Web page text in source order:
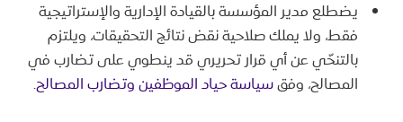
يضطلع مدير المؤسسة بالقيادة الإدارية والإستراتيجية
فقط، ولا يملك صلاحية نقض نتائج التحقيقات، ويلتزم
بالتنحّي عن أي قرار تحريري قد ينطوي على تضارب في
المصالح، وفقسياسة حياد الموظفين وتضارب المصالح.